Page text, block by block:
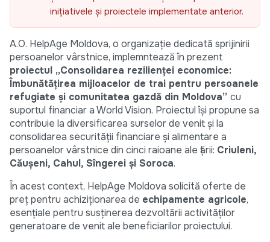
inițiativele și proiectele implementate anterior.
A.O. HelpAge Moldova, o organizație dedicată sprijinirii
persoanelor vârstnice, implemntează în prezent
proiectul „Consolidarea rezilienței economice:
Îmbunătățirea mijloacelor de trai pentru persoanele
refugiate și comunitatea gazdă din Moldova” cu
suportul financiar a World Vision. Proiectul își propune sa
contribuie la diversificarea surselor de venit și la
consolidarea securității financiare și alimentare a
persoanelor vârstnice din cinci raioane ale țării: Criuleni,
Căușeni, Cahul, Sîngerei și Soroca.
În acest context, HelpAge Moldova solicită oferte de
preț pentru achiziționarea de echipamente agricole,
esențiale pentru susținerea dezvoltării activităților
generatoare de venit ale beneficiarilor proiectului.